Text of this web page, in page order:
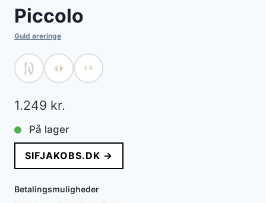
Piccolo
Guld øreringe
1.249 kr.
På lager
SIFJAKOBS.DK →
Betalingsmuligheder